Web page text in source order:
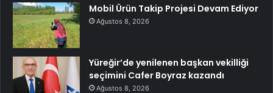
Mobil Ürün Takip Projesi Devam Ediyor
Ağustos 8, 2026
Yüreğir’de yenilenen başkan vekilliği
seçimini Cafer Boyraz kazandı
Ağustos 8, 2026